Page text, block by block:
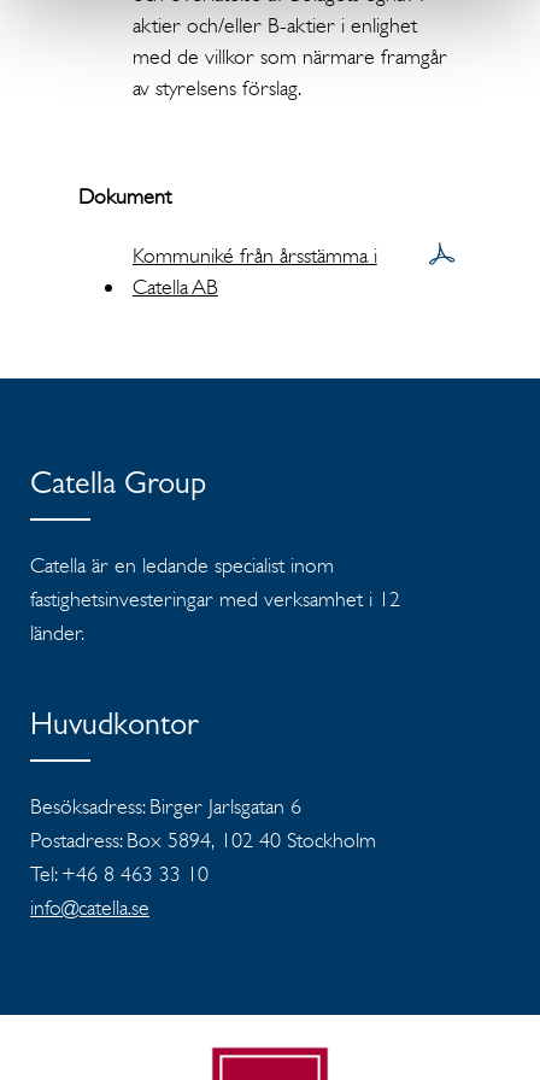
aktier och/eller B-aktier i enlighet
med de villkor som närmare framgår
av styrelsens förslag.
Dokument
Kommuniké från årsstämma i
Catella AB
Catella Group
Catella är en ledande specialist inom
fastighetsinvesteringar med verksamhet i 12
länder.
Huvudkontor
Besöksadress: Birger Jarlsgatan 6
Postadress: Box 5894, 102 40 Stockholm
Tel: +46 8 463 33 10
info@catella.se